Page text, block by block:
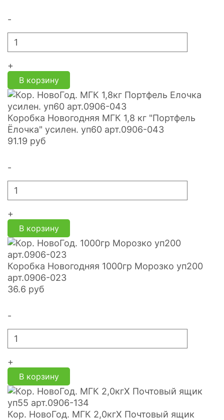
-
+
В корзину
Коробка Новогодняя МГК 1,8 кг "Портфель
Ёлочка" усилен. уп60 арт.0906-043
91.19 руб
-
+
В корзину
Коробка Новогодняя 1000гр Морозко уп200
арт.0906-023
36.6 руб
-
+
В корзину
Кор. НовоГод. МГК 2,0кгХ Почтовый ящик